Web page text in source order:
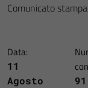
Comunicato
Data:
11
Agosto
91